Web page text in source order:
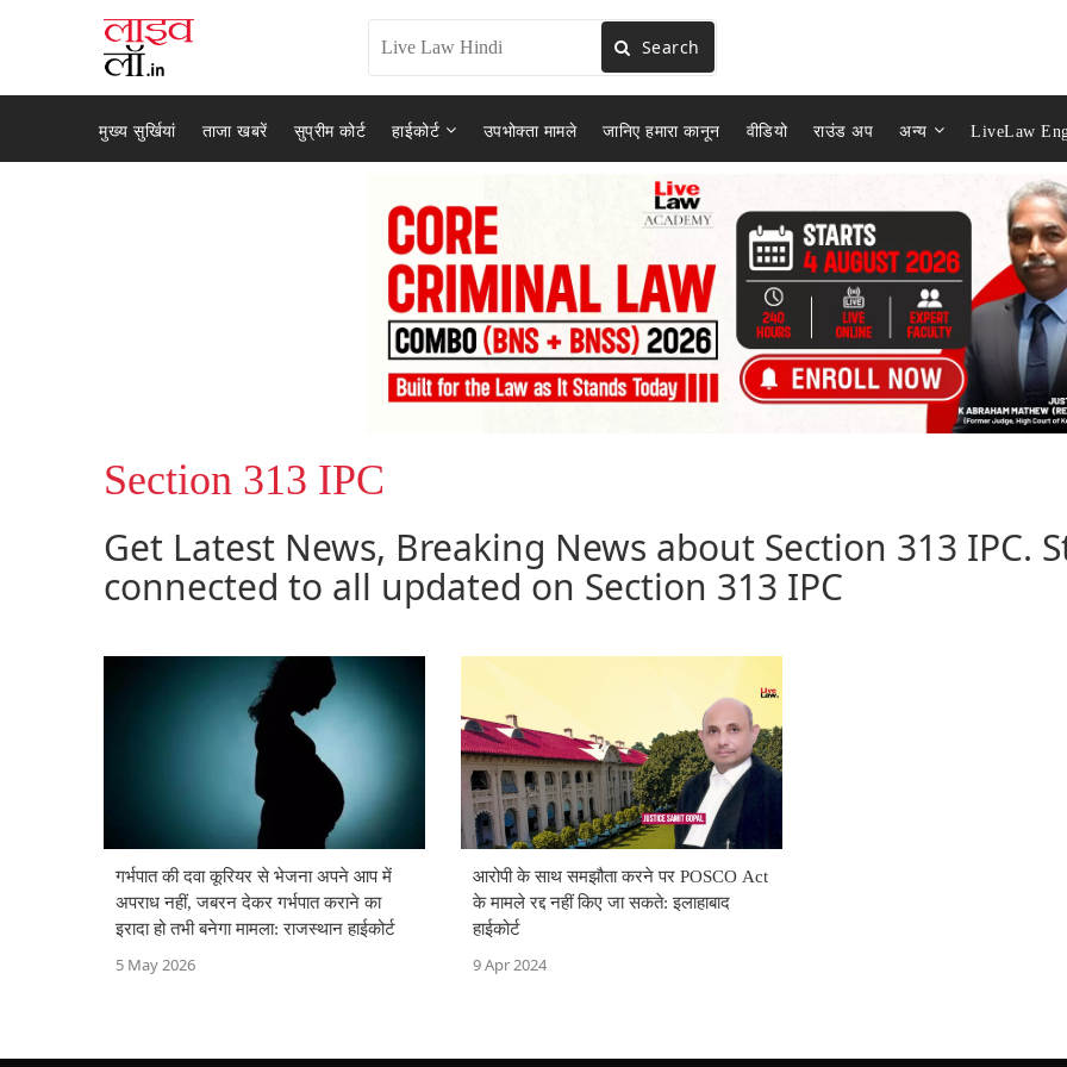
Search
मुख्य सुर्खियां ताजा खबरें सुप्रीम कोर्ट हाईकोर्ट उपभोक्ता मामले जानिए हमारा कानून वीडियो राउंड अप अन्य LiveLaw
Section 313 IPC
Get Latest News, Breaking News about Section 313 IPC.
connected to all updated on Section 313 IPC
गर्भपात की दवा कूरियर से भेजना अपने आप में
अपराध नहीं, जबरन देकर गर्भपात कराने का
इरादा हो तभी बनेगा मामला: राजस्थान हाईकोर्ट
5 May 2026
आरोपी के साथ समझौता करने पर POSCO Act
के मामले रद्द नहीं किए जा सकते: इलाहाबाद
हाईकोर्ट
9 Apr 2024